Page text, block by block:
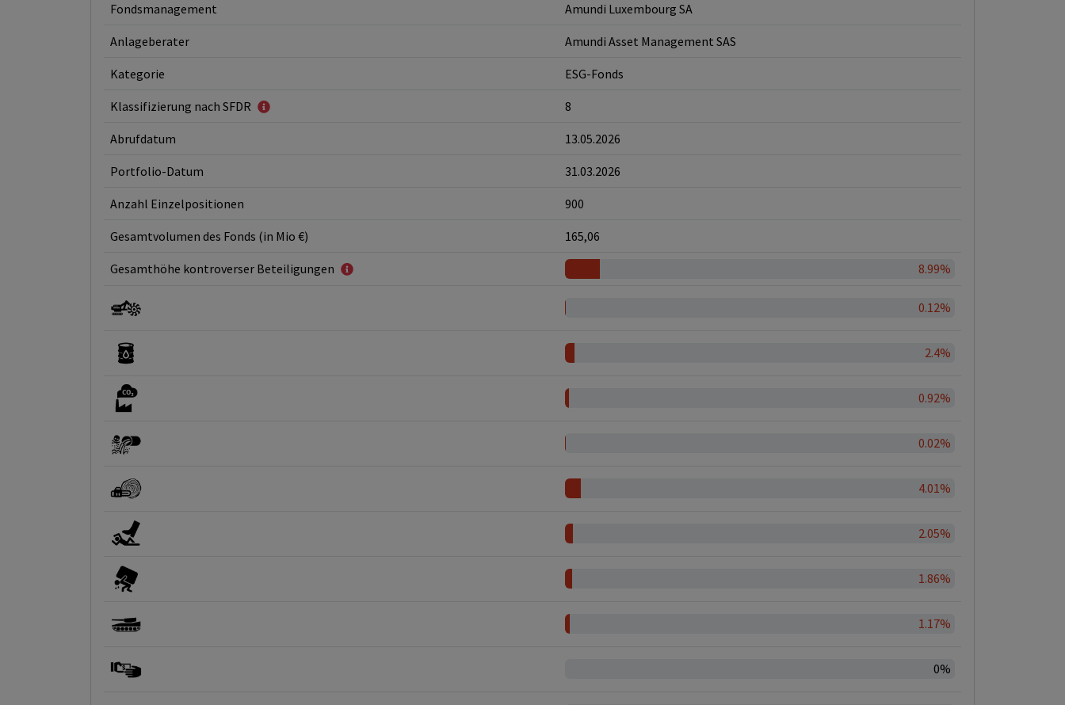
Fondsmanagement Amundi Luxembourg SA
Anlageberater Amundi Asset Management SAS
Kategorie ESG-Fonds
Klassifizierung nach SFDR 8
Abrufdatum 13.05.2026
Portfolio-Datum 31.03.2026
Anzahl Einzelpositionen 900
Gesamtvolumen des Fonds (in Mio €) 165,06
Gesamthöhe kontroverser Beteiligungen 8.99%
0.12%
2.4%
0.92%
0.02%
4.01%
2.05%
1.86%
1.17%
0%